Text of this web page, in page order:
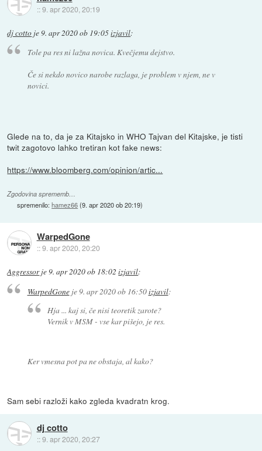
::9. apr 2020, 20:19
dj cotto je 9. apr 2020 ob 19:05izjavil:
Tole pa res ni lažna novica. Kvečjemu dejstvo.
Če si nekdo novico narobe razlaga, je problem v njem, ne v
novici.
Glede na to, da je za Kitajsko in WHO Tajvan del Kitajske, je tisti
twit zagotovo lahko tretiran kot fake news:
https://www.bloomberg.com/opinion/artic...
Zgodovina sprememb…
spremenilo:hamez66(9. apr 2020 ob 20:19)
WarpedGone
::9. apr 2020, 20:20
Aggressorje9. apr 2020 ob 18:02 izjavil:
WarpedGoneje 9. apr 2020 ob 16:50izjavil:
Hja ... kaj si, če nisi teoretik zarote?
Vernik v MSM - vse kar pišejo, je res.
Ker vmesna pot pa ne obstaja, al kako?
Sam sebi razloži kako zgleda kvadratn krog.
dj cotto
::9. apr 2020, 20:27